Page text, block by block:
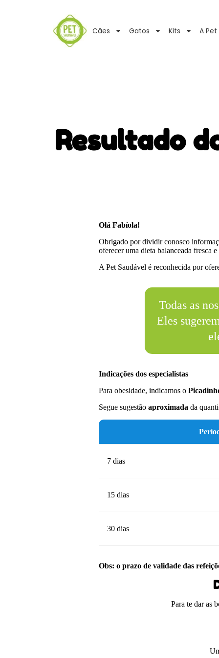
Cães Gatos Kits A
Resultado
Olá Fabíola!
Obrigado por dividir conosco
oferecer uma dieta balanceada fresca
A Pet Saudável é reconhecida por
Todas as
Eles
Indicações dos especialistas
Para obesidade, indicamos o
Segue sugestão aproximada da
7 dias
15 dias
30 dias
Obs: o prazo de validade das
Para te dar as